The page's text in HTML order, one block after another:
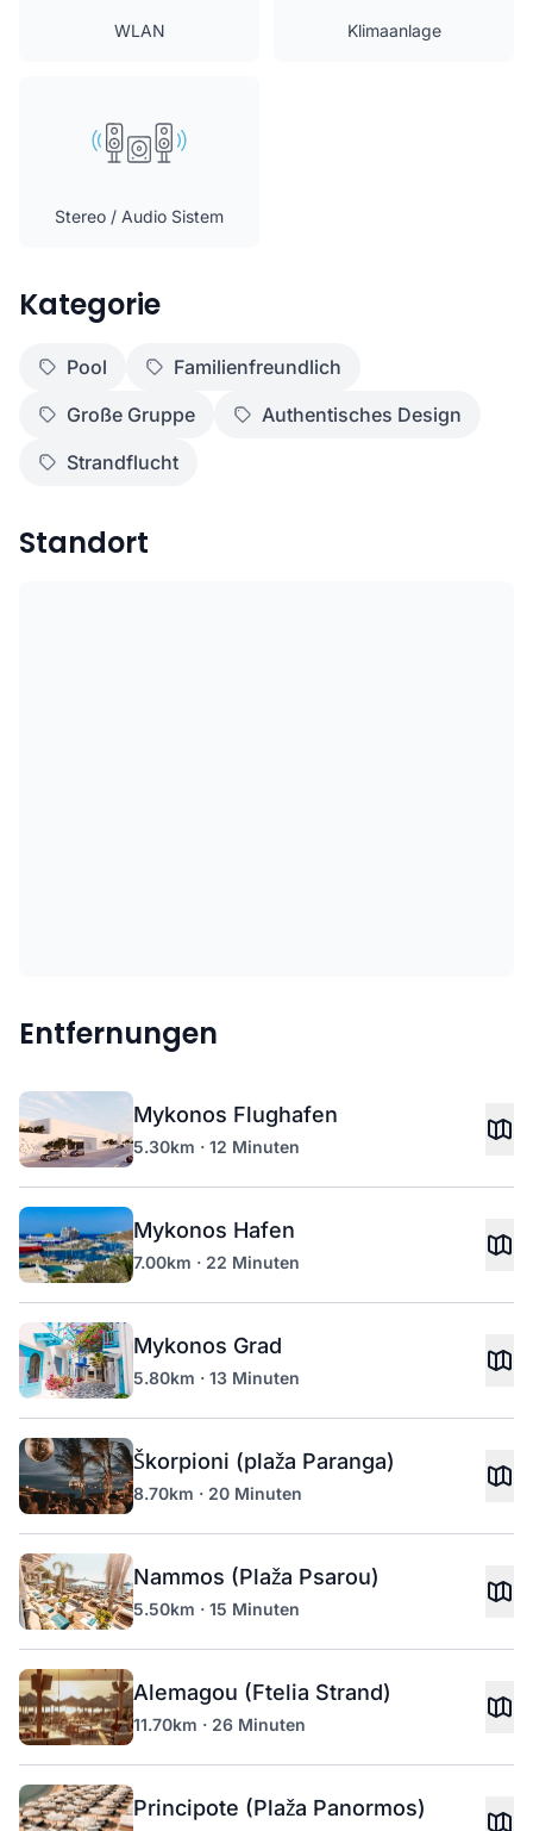
WLAN Klimaanlage
Stereo / Audio Sistem
Kategorie
Pool
Familienfreundlich
Große Gruppe
Authentisches Design
Strandflucht
Standort
Entfernungen
Mykonos Flughafen
5.30km · 12 Minuten
Mykonos Hafen
7.00km · 22 Minuten
Mykonos Grad
5.80km · 13 Minuten
Škorpioni (plaža Paranga)
8.70km · 20 Minuten
Nammos (Plaža Psarou)
5.50km · 15 Minuten
Alemagou (Ftelia Strand)
11.70km · 26 Minuten
Principote (Plaža Panormos)